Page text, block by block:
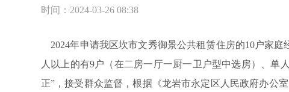
时间：2024-03-26 08:38
2024年申请我区坎市文秀御景公共租赁住房的10户家
人以上的有9户（在二房一厅一厨一卫户型中选房）、单
正”，接受群众监督，根据《龙岩市永定区人民政府办公